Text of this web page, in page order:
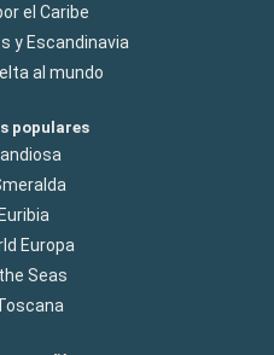
el Caribe
y Escandinavia
al mundo
populares
Europa
Seas